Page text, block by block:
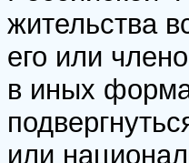
жительства
его или
в иных
или